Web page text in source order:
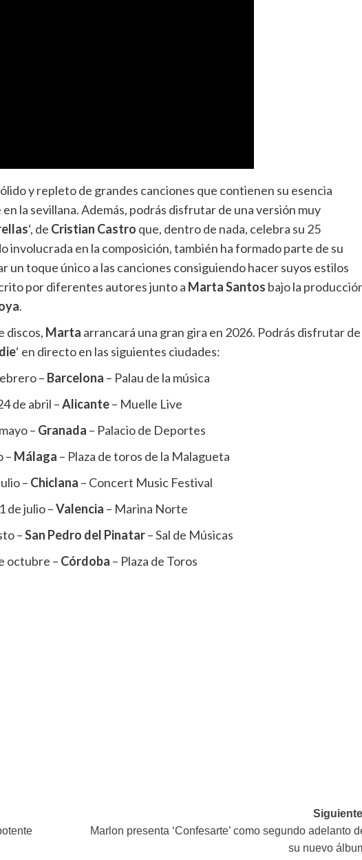
y repleto de grandes canciones que contienen su esencia
la sevillana. Además, podrás disfrutar de una versión muy
‘, de Cristian Castro que, dentro de nada, celebra su 25
involucrada en la composición, también ha formado parte de su
un toque único a las canciones consiguiendo hacer suyos estilos
por diferentes autores junto a Marta Santos bajo la
.
discos, Marta arrancará una gran gira en 2026. Podrás disfrutar de
‘ en directo en las siguientes ciudades:
– Barcelona – Palau de la música
de abril –Alicante– Muelle Live
– Granada – Palacio de Deportes
– Málaga – Plaza de toros de la Malagueta
– Chiclana – Concert Music Festival
de julio –Valencia – Marina Norte
–San Pedro del Pinatar– Sal de Músicas
octubre – Córdoba – Plaza de Toros
Marlon presenta ‘Confesarte’ como segundo adelanto
su nuevo